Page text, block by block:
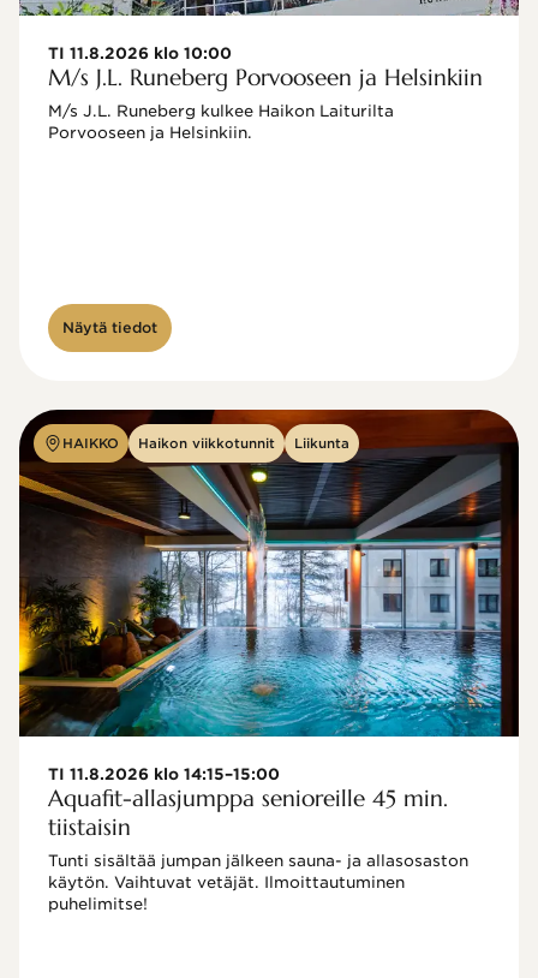
TI 11.8.2026 klo 10:00
M/s J.L. Runeberg Porvooseen ja Helsinkiin
M/s J.L. Runeberg kulkee Haikon Laiturilta
Porvooseen ja Helsinkiin.
Näytä tiedot
HAIKKO Haikon viikkotunnit Liikunta
TI 11.8.2026 klo 14:15–15:00
Aquafit-allasjumppa senioreille 45 min.
tiistaisin
Tunti sisältää jumpan jälkeen sauna- ja allasosaston
käytön. Vaihtuvat vetäjät. Ilmoittautuminen
puhelimitse!